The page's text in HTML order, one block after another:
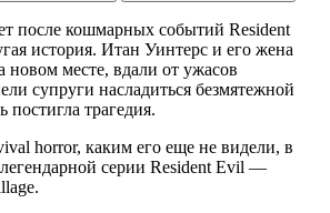
после кошмарных событий Resident
история. Итан Уинтерс и его жена
новом месте, вдали от ужасов
супруги насладиться безмятежной
трагедия.
horror, каким его еще не видели, в
серии Resident Evil —